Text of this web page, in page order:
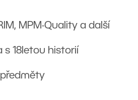
MPM-Quality a další
s 18letou historií